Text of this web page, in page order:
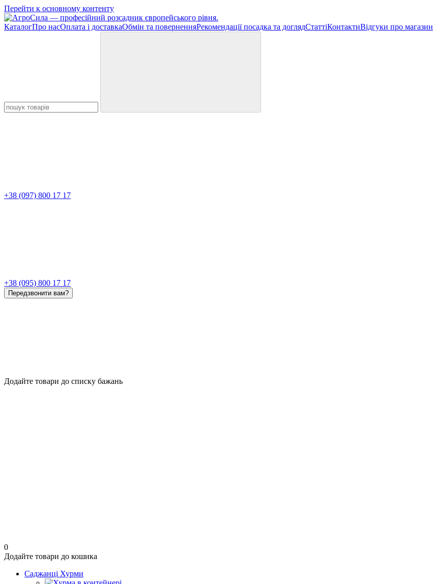
Перейти к основному контенту
КаталогПро насОплата і доставкаОбмін та поверненняРекомендації посадка та доглядСтаттіКонтактиВідгуки про магазин
+38 (097) 800 17 17
+38 (095) 800 17 17
Передзвонити вам?
Додайте товари до списку бажань
0
Додайте товари до кошика
Саджанці Хурми